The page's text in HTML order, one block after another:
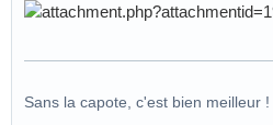
Sans la capote, c'est bien meilleur !